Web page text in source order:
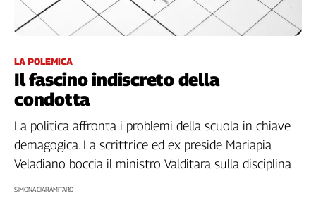
Italia
Internazionale
Categorie
Filcams
Filctem
Fillea
Filt
Fisac
LA POLEMICA
Il fascino indiscreto della
condotta
La politica affronta i problemi della scuola in chiave
demagogica. La scrittrice ed ex preside Mariapia
Veladiano boccia il ministro Valditara sulla disciplina
SIMONA CIARAMITARO